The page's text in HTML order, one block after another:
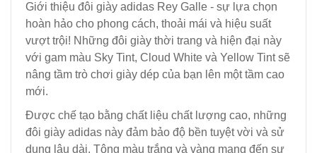
Giới thiệu đôi giày adidas Rey Galle - sự lựa chọn
hoàn hảo cho phong cách, thoải mái và hiệu suất
vượt trội! Những đôi giày thời trang và hiện đại này
với gam màu Sky Tint, Cloud White và Yellow Tint sẽ
nâng tầm trò chơi giày dép của bạn lên một tầm cao
mới.
Được chế tạo bằng chất liệu chất lượng cao, những
đôi giày adidas này đảm bảo độ bền tuyệt vời và sử
dụng lâu dài. Tông màu trắng và vàng mang đến sự